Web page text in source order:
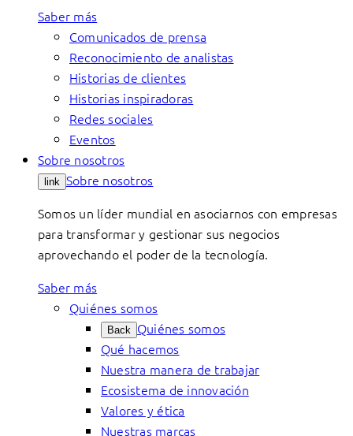
Saber más
Comunicados de prensa
Reconocimiento de analistas
Historias de clientes
Historias inspiradoras
Redes sociales
Eventos
Sobre nosotros
link Sobre nosotros
Somos un líder mundial en asociarnos con empresas
para transformar y gestionar sus negocios
aprovechando el poder de la tecnología.
Saber más
Quiénes somos
Back Quiénes somos
Qué hacemos
Nuestra manera de trabajar
Ecosistema de innovación
Valores y ética
Nuestras marcas